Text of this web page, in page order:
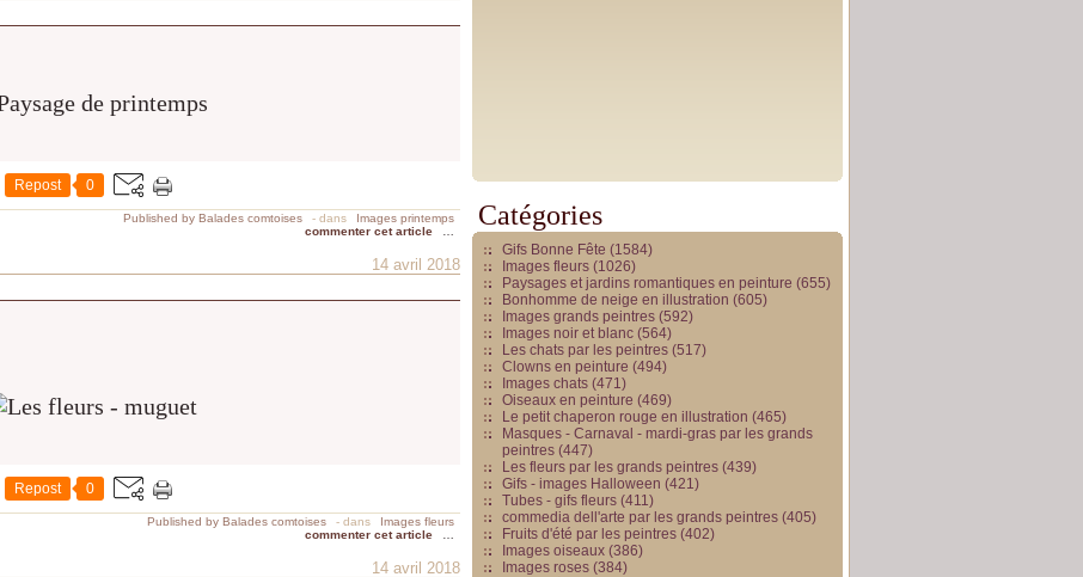
Repost 0
Published by Balades comtoises - dans
Images printemps
commenter cet article
14 avril 2018
Repost 0
Published by Balades comtoises - dans
Images fleurs
commenter cet article
14 avril 2018
Catégories
Gifs Bonne Fête (1584)
Images fleurs (1026)
Paysages et jardins romantiques en peinture (655)
Bonhomme de neige en illustration (605)
Images grands peintres (592)
Images noir et blanc (564)
Les chats par les peintres (517)
Clowns en peinture (494)
Images chats (471)
Oiseaux en peinture (469)
Le petit chaperon rouge en illustration (465)
Masques - Carnaval - mardi-gras par les grands
peintres (447)
Les fleurs par les grands peintres (439)
Gifs - images Halloween (421)
Tubes - gifs fleurs (411)
commedia dell'arte par les grands peintres (405)
Fruits d'été par les peintres (402)
Images oiseaux (386)
Images roses (384)